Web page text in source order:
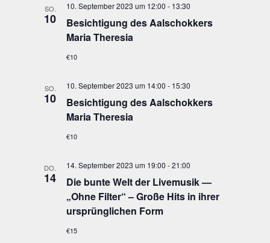
SO.
10
Besich­ti­gung des Aal­schok­kers
Maria Theresia
10. September 2023 um 12:00 - 13:30
€10
SO.
10
Besich­ti­gung des Aal­schok­kers
Maria Theresia
10. September 2023 um 14:00 - 15:30
€10
DO.
14
Die bun­te Welt der Live­mu­sik —
„Ohne Fil­ter“ – Gro­ße Hits in ihrer
ursprüng­li­chen Form
14. September 2023 um 19:00 -21:00
€15